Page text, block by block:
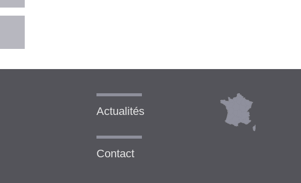
Actualités
Contact